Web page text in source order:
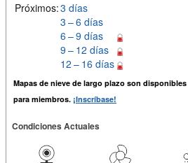
Próximos:3 días
3 – 6 días
6 – 9 días
9 – 12 días
12 – 16 días
Mapas de nieve de largo plazo son disponibles
para miembros. ¡Inscríbase!
Condiciones Actuales